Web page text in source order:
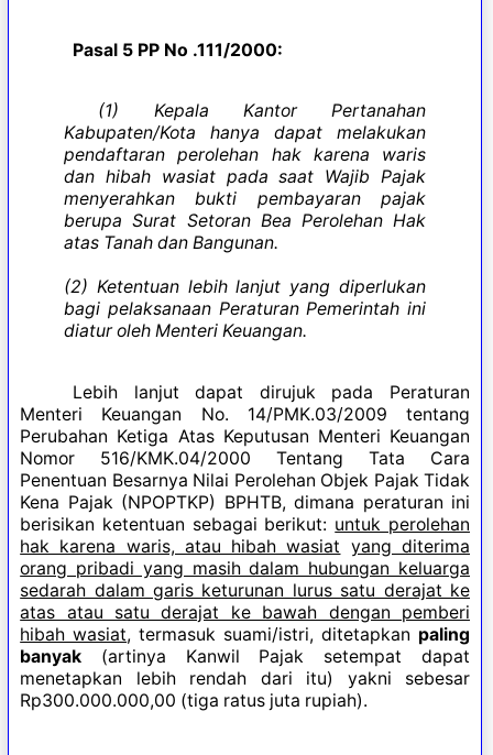
Pasal 5 PP No .111/2000:
(1) Kepala Kantor Pertanahan
Kabupaten/Kota hanya dapat melakukan
pendaftaran perolehan hak karena waris
dan hibah wasiat pada saat Wajib Pajak
menyerahkan bukti pembayaran pajak
berupa Surat Setoran Bea Perolehan Hak
atas Tanah dan Bangunan.
(2) Ketentuan lebih lanjut yang diperlukan
bagi pelaksanaan Peraturan Pemerintah ini
diatur oleh Menteri Keuangan.
Lebih lanjut dapat dirujuk pada Peraturan
Menteri Keuangan No. 14/PMK.03/2009 tentang
Perubahan Ketiga Atas Keputusan Menteri Keuangan
Nomor 516/KMK.04/2000 Tentang Tata Cara
Penentuan Besarnya Nilai Perolehan Objek Pajak Tidak
Kena Pajak (NPOPTKP) BPHTB, dimana peraturan ini
berisikan ketentuan sebagai berikut: untuk perolehan
hak karena waris, atau hibah wasiat yang diterima
orang pribadi yang masih dalam hubungan keluarga
sedarah dalam garis keturunan lurus satu derajat ke
atas atau satu derajat ke bawah dengan pemberi
hibah wasiat, termasuk suami/istri, ditetapkan paling
banyak (artinya Kanwil Pajak setempat dapat
menetapkan lebih rendah dari itu) yakni sebesar
Rp300.000.000,00 (tiga ratus juta rupiah).